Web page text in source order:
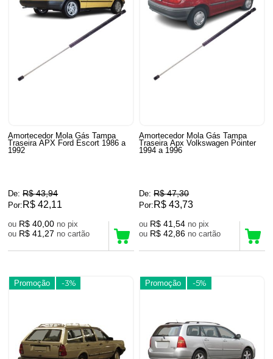
Amortecedor Mola Gás Tampa
Traseira APX Ford Escort 1986 a
1992
De: R$ 43,94
Por: R$ 42,11
ou R$ 40,00
no pix
ou R$ 41,27 no cartão
Amortecedor Mola Gás Tampa
Traseira Apx Volkswagen Pointer
1994 a 1996
De: R$ 47,30
Por: R$ 43,73
ou R$ 41,54
no pix
ou R$ 42,86 no cartão
Promoção -3% Promoção -5%